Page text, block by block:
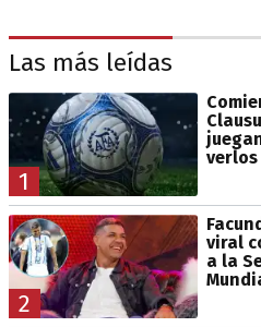
Las más leídas
1
verlos
2
viral
a la